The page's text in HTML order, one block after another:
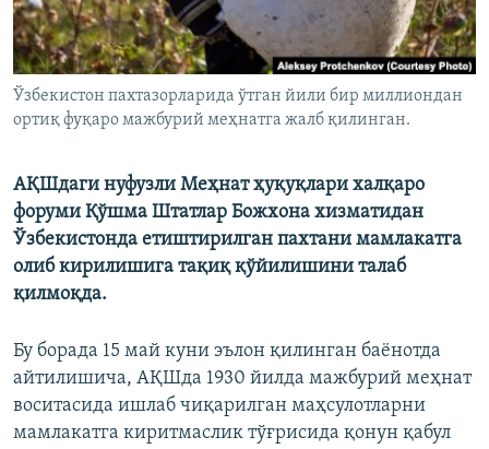
Ўзбекистон пахтазорларида ўтган йили бир миллиондан
ортиқ фуқаро мажбурий меҳнатга жалб қилинган.
АҚШдаги нуфузли Меҳнат ҳуқуқлари халқаро
форуми Қўшма Штатлар Божхона хизматидан
Ўзбекистонда етиштирилган пахтани мамлакатга
олиб кирилишига тақиқ қўйилишини талаб
қилмоқда.
Бу борада 15 май куни эълон қилинган баёнотда
айтилишича, АҚШда 1930 йилда мажбурий меҳнат
воситасида ишлаб чиқарилган маҳсулотларни
мамлакатга киритмаслик тўғрисида қонун қабул